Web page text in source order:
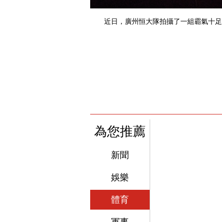
近日，廣州恒大隊拍攝了一組霸氣十足
為您推薦
新聞
娛樂
體育